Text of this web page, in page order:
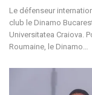
Le défenseur
club le Dinamo
Universitatea Craiova.
Roumaine, le Dinamo